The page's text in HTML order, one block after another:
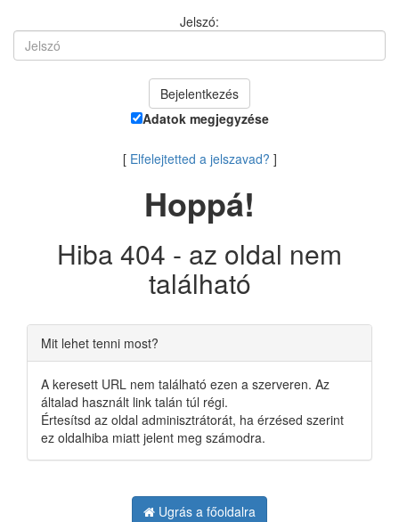
Jelszó:
Adatok megjegyzése
[ Elfelejtetted a jelszavad? ]
Hoppá!
Hiba 404 - az oldal nem
található
Mit lehet tenni most?
A keresett URL nem található ezen a szerveren. Az
általad használt link talán túl régi.
Értesítsd az oldal adminisztrátorát, ha érzésed szerint
ez oldalhiba miatt jelent meg számodra.
Ugrás a főoldalra